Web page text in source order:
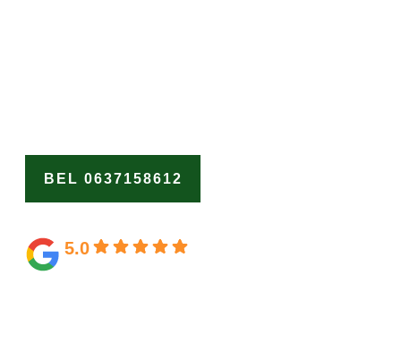
BEL 0637158612
5.0